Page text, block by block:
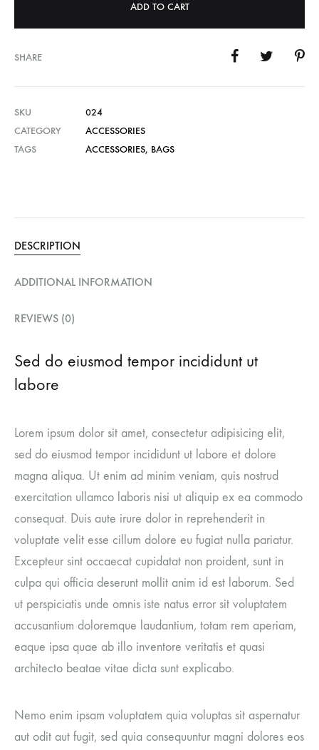
ADD TO CART
SHARE
SKU
024
CATEGORY
ACCESSORIES
TAGS
ACCESSORIES, BAGS
DESCRIPTION
ADDITIONAL INFORMATION
REVIEWS (0)
Sed do eiusmod tempor incididunt ut
labore
Lorem ipsum dolor sit amet, consectetur adipisicing elit,
sed do eiusmod tempor incididunt ut labore et dolore
magna aliqua. Ut enim ad minim veniam, quis nostrud
exercitation ullamco laboris nisi ut aliquip ex ea commodo
consequat. Duis aute irure dolor in reprehenderit in
voluptate velit esse cillum dolore eu fugiat nulla pariatur.
Excepteur sint occaecat cupidatat non proident, sunt in
culpa qui officia deserunt mollit anim id est laborum. Sed
ut perspiciatis unde omnis iste natus error sit voluptatem
accusantium doloremque laudantium, totam rem aperiam,
eaque ipsa quae ab illo inventore veritatis et quasi
architecto beatae vitae dicta sunt explicabo.
Nemo enim ipsam voluptatem quia voluptas sit aspernatur
aut odit aut fugit, sed quia consequuntur magni dolores eos